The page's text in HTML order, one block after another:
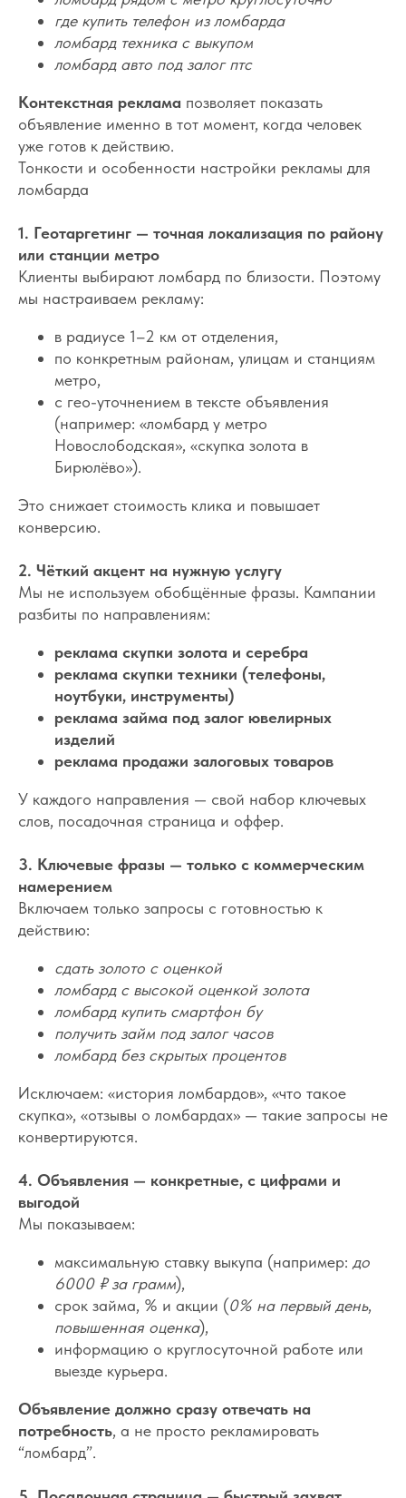
где купить телефон из ломбарда
ломбард техника с выкупом
ломбард авто под залог птс
Контекстная реклама позволяет показать
объявление именно в тот момент, когда человек
уже готов к действию.
Тонкости и особенности настройки рекламы для
ломбарда
1. Геотаргетинг — точная локализация по району
или станции метро
Клиенты выбирают ломбард по близости. Поэтому
мы настраиваем рекламу:
в радиусе 1–2 км от отделения,
по конкретным районам, улицам и станциям
метро,
с гео-уточнением в тексте объявления
(например: «ломбард у метро
Новослободская», «скупка золота в
Бирюлёво»).
Это снижает стоимость клика и повышает
конверсию.
2. Чёткий акцент на нужную услугу
Мы не используем обобщённые фразы. Кампании
разбиты по направлениям:
реклама скупки золота и серебра
реклама скупки техники (телефоны,
ноутбуки, инструменты)
реклама займа под залог ювелирных
изделий
реклама продажи залоговых товаров
У каждого направления — свой набор ключевых
слов, посадочная страница и оффер.
3. Ключевые фразы — только с коммерческим
намерением
Включаем только запросы с готовностью к
действию:
сдать золото с оценкой
ломбард с высокой оценкой золота
ломбард купить смартфон бу
получить займ под залог часов
ломбард без скрытых процентов
Исключаем: «история ломбардов», «что такое
скупка», «отзывы о ломбардах» — такие запросы не
конвертируются.
4. Объявления — конкретные, с цифрами и
выгодой
Мы показываем:
максимальную ставку выкупа (например: до
6000 ₽ за грамм),
срок займа, % и акции (0% на первый день,
повышенная оценка),
информацию о круглосуточной работе или
выезде курьера.
Объявление должно сразу отвечать на
потребность, а не просто рекламировать
“ломбард”.